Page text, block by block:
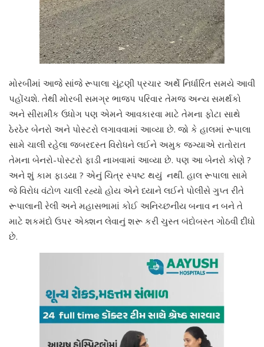
મોરબીમાં આજે સાંજે રૂપાલા ચૂંટણી પ્રચાર અર્થે નિર્ધારિત સમયે આવી
પહોંચશે. તેથી મોરબી સમગ્ર ભાજપ પરિવાર તેમજ અન્ય સમર્થકો
અને સીરામીક ઉધોગ પણ એમને આવકારવા માટે તેમના ફોટા સાથે
ઠેરઠેર બેનરો અને પોસ્ટરો લગાવવામાં આવ્યા છે. જો કે હાલમાં રૂપાલા
સામે ચાલી રહેલા જબરદસ્ત વિરોધને લઈને અમુક જગ્યાએ રાતોરાત
તેમના બેનરો-પોસ્ટરો ફાડી નાખવામાં આવ્યા છે. પણ આ બેનરો કોણે ?
અને શું કામ ફાડયા ? એનું ચિત્ર સ્પષ્ટ થયું નથી. હાલ રૂપાલા સામે
જે વિરોધ વંટોળ ચાલી રહ્યો હોય એને ધ્યાને લઈને પોલીસે ગુપ્ત રીતે
રૂપાલાની રેલી અને મહાસભામાં કોઈ અનિચ્છનીય બનાવ ન બને તે
માટે શકમંદો ઉપર એક્શન લેવાનું શરૂ કરી ચુસ્ત બંદોબસ્ત ગોઠવી દીધો
છે.